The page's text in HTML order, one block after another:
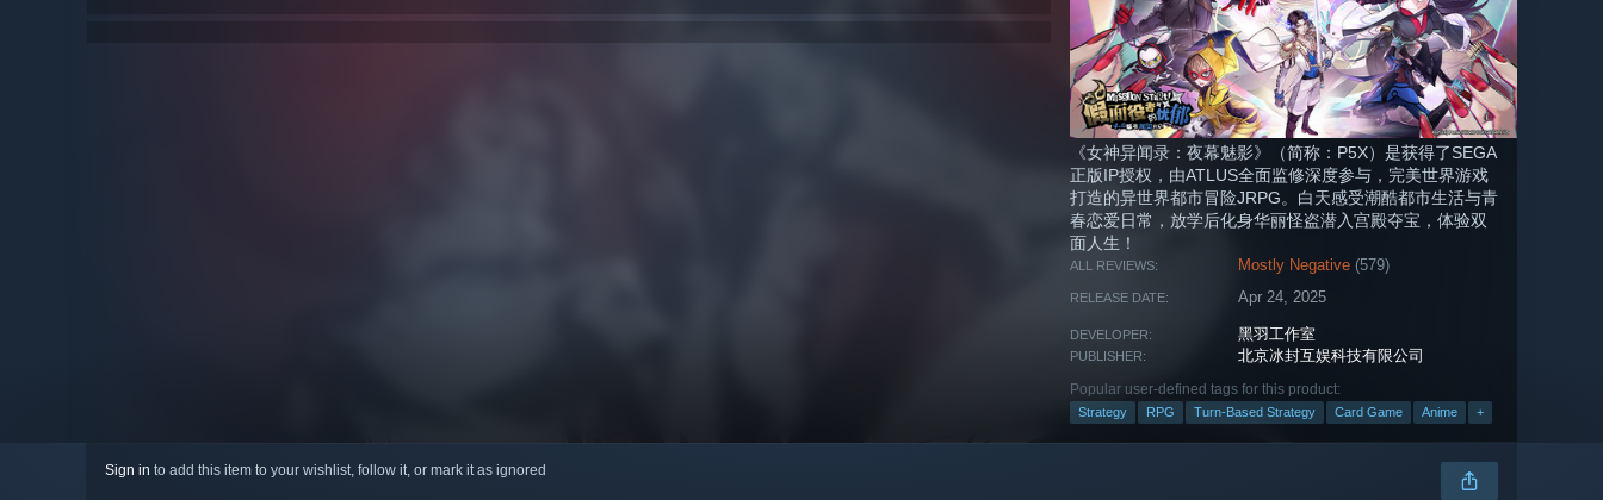
《女神异闻录：夜幕魅影》（简称：P5X）是获得了SEGA
正版IP授权，由ATLUS全面监修深度参与，完美世界游戏
打造的异世界都市冒险JRPG。白天感受潮酷都市生活与青
春恋爱日常，放学后化身华丽怪盗潜入宫殿夺宝，体验双
面人生！
ALL REVIEWS: Mostly Negative (579)
RELEASE DATE: Apr 24, 2025
DEVELOPER: 黑羽工作室
PUBLISHER: 北京冰封互娱科技有限公司
Popular user-defined tags for this product:
Strategy RPG Turn-Based Strategy Card Game Anime +
Sign in to add this item to your wishlist, follow it, or mark it as ignored